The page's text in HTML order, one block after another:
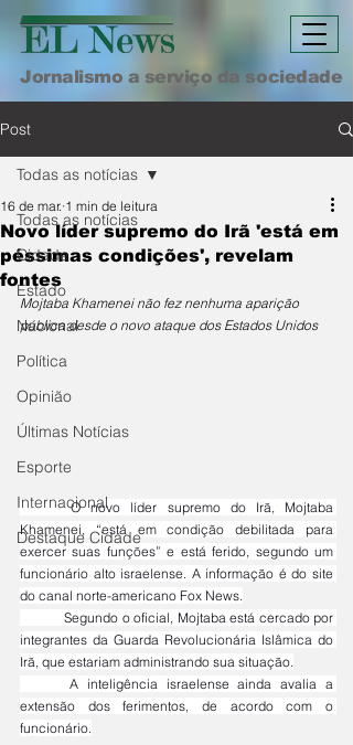
Jornalismo a serviço da sociedade
Post
Todas as notícias
Cidade
Estado
Nacional
Política
Opinião
Últimas Notícias
Esporte
Internacional
Destaque Cidade
Todas as notícias
Novo líder supremo do Irã 'está em
péssimas condições', revelam
fontes
16 de mar. 1 min de leitura
Mojtaba Khamenei não fez nenhuma aparição
pública desde o novo ataque dos Estados Unidos
	O novo líder supremo do Irã, Mojtaba
Khamenei, “está em condição debilitada para
exercer suas funções” e está ferido, segundo um
funcionário alto israelense. A informação é do site
do canal norte-americano Fox News.
	Segundo o oficial, Mojtaba está cercado por
integrantes da Guarda Revolucionária Islâmica do
Irã, que estariam administrando sua situação.
extensão dos ferimentos, de acordo com o
funcionário.